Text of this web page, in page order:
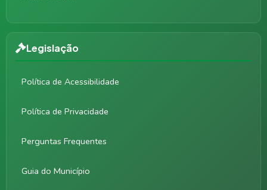
Legislação
Política de Acessibilidade
Política de Privacidade
Perguntas Frequentes
Guia do Município